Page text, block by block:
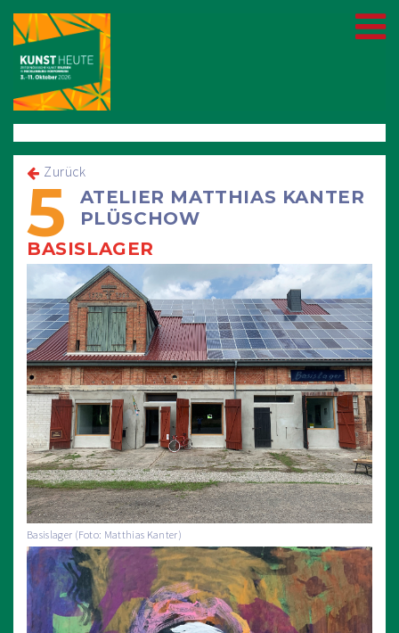
5
ATELIER MATTHIAS KANTER
PLÜSCHOW
BASISLAGER
Basislager (Foto: Matthias Kanter)
Zurück